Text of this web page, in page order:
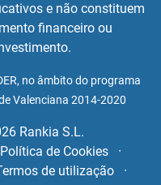
e não constituem
financeiro ou
no âmbito do programa
Valenciana 2014-2020
Rankia S.L.
Política de Cookies
de utilização